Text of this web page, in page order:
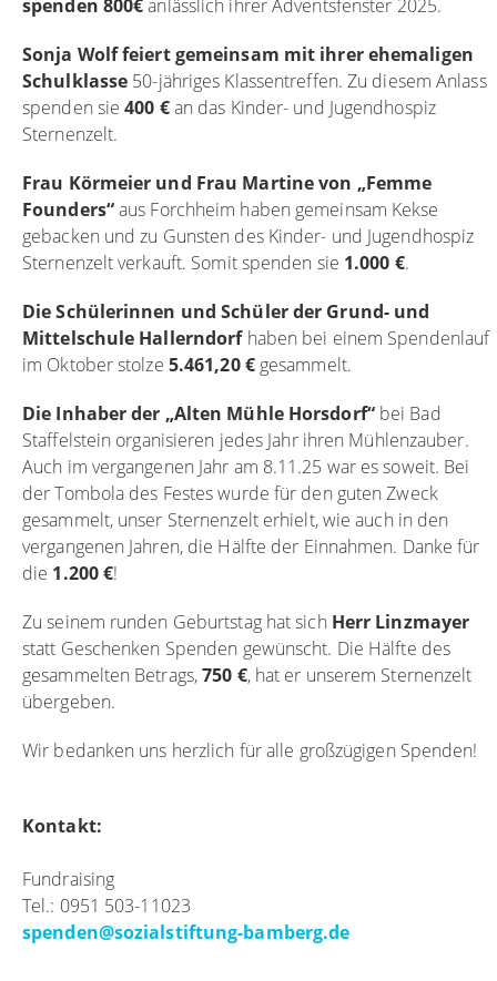
spenden 800€anlässlich ihrer Adventsfenster 2025.
Sonja Wolf feiert gemeinsam mit ihrer ehemaligen
Schulklasse 50-jähriges Klassentreffen. Zu diesem Anlass
spenden sie400 €an das Kinder- und Jugendhospiz
Sternenzelt.
Frau Körmeier und Frau Martine von „Femme
Founders“aus Forchheim haben gemeinsam Kekse
gebacken und zu Gunsten des Kinder- und Jugendhospiz
Sternenzelt verkauft. Somit spenden sie 1.000 €.
Die Schülerinnen und Schüler der Grund- und
Mittelschule Hallerndorfhaben bei einem Spendenlauf
im Oktober stolze 5.461,20 € gesammelt.
Die Inhaber der „Alten Mühle Horsdorf“bei Bad
Staffelstein organisieren jedes Jahr ihren Mühlenzauber.
Auch im vergangenen Jahr am 8.11.25 war es soweit. Bei
der Tombola des Festes wurde für den guten Zweck
gesammelt, unser Sternenzelt erhielt, wie auch in den
vergangenen Jahren, die Hälfte der Einnahmen. Danke für
die 1.200 €!
Zu seinem runden Geburtstag hat sich Herr Linzmayer
statt Geschenken Spenden gewünscht. Die Hälfte des
gesammelten Betrags,750 €, hat er unserem Sternenzelt
übergeben.
Wir bedanken uns herzlich für alle großzügigen Spenden!
Kontakt:
Fundraising
Tel.: 0951 503-11023
spenden@sozialstiftung-bamberg.de